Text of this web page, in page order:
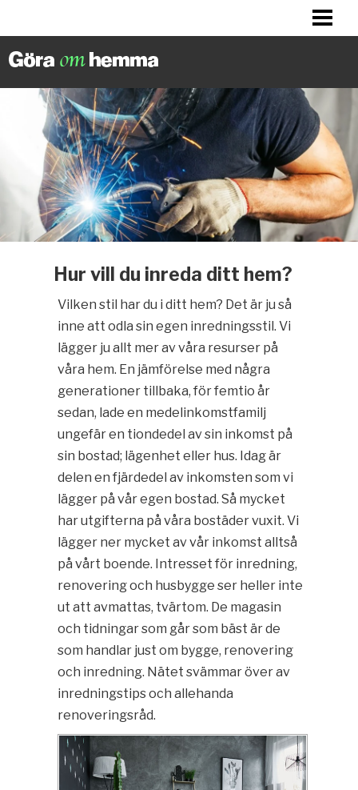
LITET KÖK? HITTA INSPIRATION!
FIXA HALLEN
BLOGG
Hur vill du inreda ditt hem?
Vilken stil har du i ditt hem? Det är ju så
inne att odla sin egen inredningsstil. Vi
lägger ju allt mer av våra resurser på
våra hem. En jämförelse med några
generationer tillbaka, för femtio år
sedan, lade en medelinkomstfamilj
ungefär en tiondedel av sin inkomst på
sin bostad; lägenhet eller hus. Idag är
delen en fjärdedel av inkomsten som vi
lägger på vår egen bostad. Så mycket
har utgifterna på våra bostäder vuxit. Vi
lägger ner mycket av vår inkomst alltså
på vårt boende. Intresset för inredning,
renovering och husbygge ser heller inte
ut att avmattas, tvärtom. De magasin
och tidningar som går som bäst är de
som handlar just om bygge, renovering
och inredning. Nätet svämmar över av
inredningstips och allehanda
renoveringsråd.